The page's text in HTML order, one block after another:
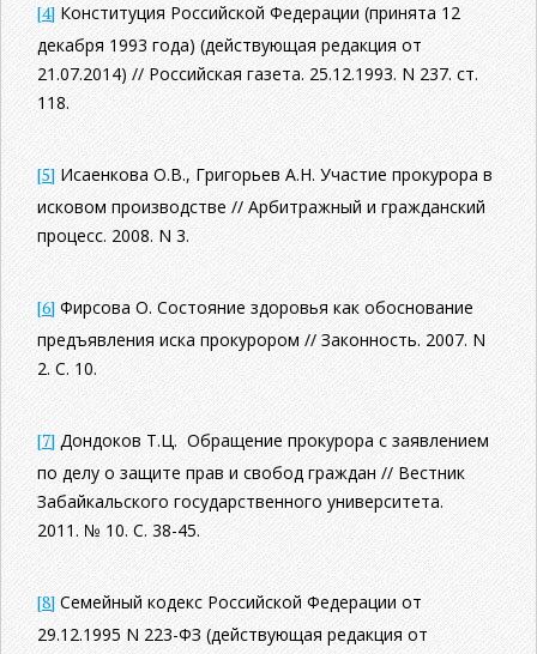
[4] Конституция Российской Федерации (принята 12
декабря 1993 года) (действующая редакция от
21.07.2014) // Российская газета. 25.12.1993. N 237. ст.
118.
[5] Исаенкова О.В., Григорьев А.Н. Участие прокурора в
исковом производстве // Арбитражный и гражданский
процесс. 2008. N 3.
[6] Фирсова О. Состояние здоровья как обоснование
предъявления иска прокурором // Законность. 2007. N
2. С. 10.
[7] Дондоков Т.Ц. Обращение прокурора с заявлением
по делу о защите прав и свобод граждан // Вестник
Забайкальского государственного университета.
2011. № 10. С. 38-45.
[8] Семейный кодекс Российской Федерации от
29.12.1995 N 223-ФЗ (действующая редакция от